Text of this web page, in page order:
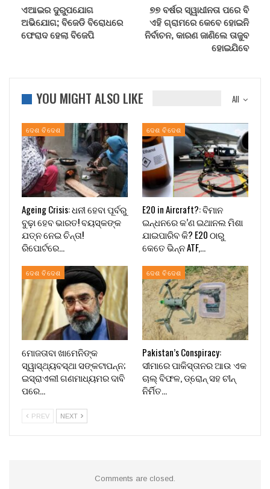
ଏଆଇର ଦୁରୁପଯୋଗ
ଅଭିଯୋଗ; ବିଜେଡି ବିରୋଧରେ
ଫେରାଦ ହେଲା ବିଜେପି
୭୭ ବର୍ଷର ସ୍ୱାଧୀନତା ପରେ ବି
ଏହି ଗ୍ରାମରେ କେବେ ହୋଇନି
ନିର୍ବାଚନ, କାରଣ ଜାଣିଲେ ତାଜୁବ
ହୋଇଯିବେ
All
YOU MIGHT ALSO LIKE
ଦେଶ ବିଦେଶ
Ageing Crisis: ଧନୀ ହେବା ପୂର୍ବରୁ
ବୁଢ଼ା ହେବ ଭାରତ! ବୟସ୍କଙ୍କ
ଯତ୍ନ ନେଇ ଚିନ୍ତା!
ରିପୋର୍ଟରେ…
ଦେଶ ବିଦେଶ
E20 in Aircraft?: ବିମାନ
ଇନ୍ଧନରେ କ’ଣ ଇଥାନଲ ମିଶା
ଯାଇପାରିବ କି? E20 ଠାରୁ
କେତେ ଭିନ୍ନ ATF,…
ଦେଶ ବିଦେଶ
ମୋଜତାବା ଖାମେନିଙ୍କ
ସ୍ୱାସ୍ଥ୍ୟବସ୍ଥା ସଙ୍କଟାପନ୍ନ;
ଇସ୍ରାଏଲୀ ଗଣମାଧ୍ୟମର ଦାବି
ପରେ…
ଦେଶ ବିଦେଶ
Pakistan’s Conspiracy:
ସୀମାରେ ପାକିସ୍ତାନର ଆଉ ଏକ
ଚାଲ୍ ବିଫଳ, ଡ୍ରୋନ୍ ସହ ଚୀନ୍
ନିର୍ମିତ…
PREV NEXT
Comments are closed.